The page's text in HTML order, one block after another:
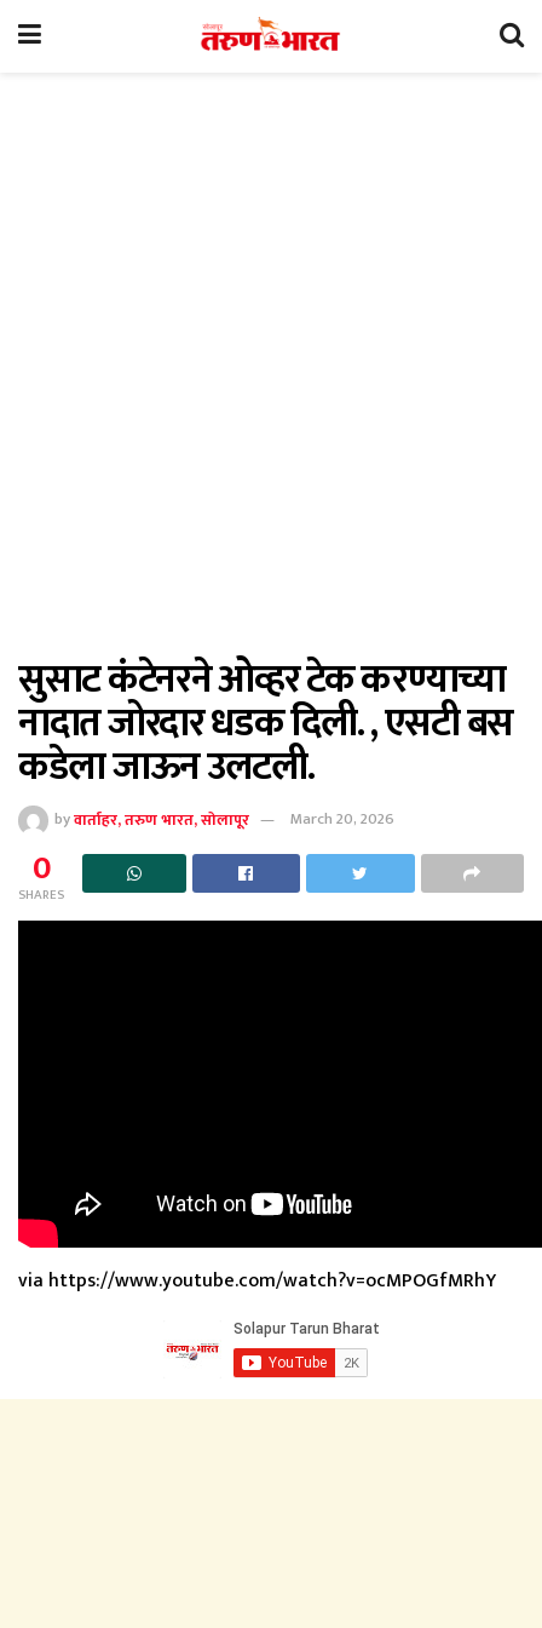
सुसाट कंटेनरने ओव्हर टेक करण्याच्या
नादात जोरदार धडक दिली. , एसटी बस
कडेला जाऊन उलटली.
byवार्ताहर, तरुण भारत, सोलापूर March 20, 2026
0
SHARES
via https://www.youtube.com/watch?v=ocMPOGfMRhY